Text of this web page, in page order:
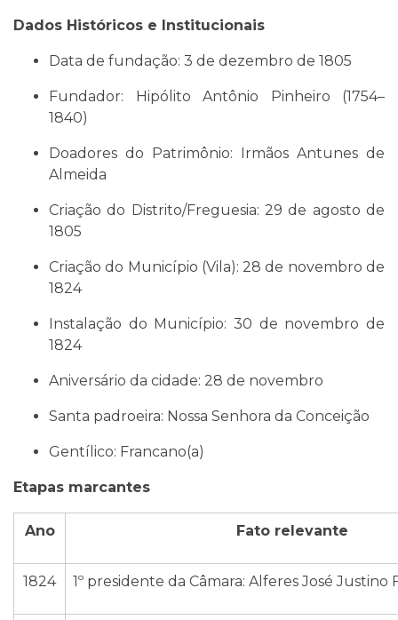
Dados Históricos e Institucionais
Data de fundação: 3 de dezembro de 1805
Fundador: Hipólito Antônio Pinheiro (1754–
1840)
Doadores do Patrimônio: Irmãos Antunes de
Almeida
Criação do Distrito/Freguesia: 29 de agosto de
1805
Criação do Município (Vila): 28 de novembro de
1824
Instalação do Município: 30 de novembro de
1824
Aniversário da cidade: 28 de novembro
Santa padroeira: Nossa Senhora da Conceição
Gentílico: Francano(a)
Etapas marcantes
Ano Fato relevante
1824 1º presidente da Câmara: Alferes José Justino